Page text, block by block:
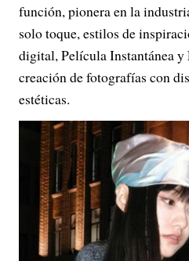
función, pionera en la
solo toque, estilos de
digital, Película Instantánea
creación de fotografías con
estéticas.